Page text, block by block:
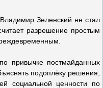
Зеленский не стал
разрешение простым
привычке постмайданных
подоплёку решения,
социальной ценности по